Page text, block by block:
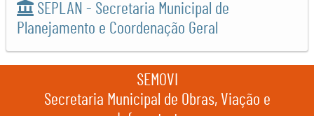
SEPLAN - Secretaria Municipal de
Planejamento e Coordenação Geral
SEMOVI
Secretaria Municipal de Obras, Viação e